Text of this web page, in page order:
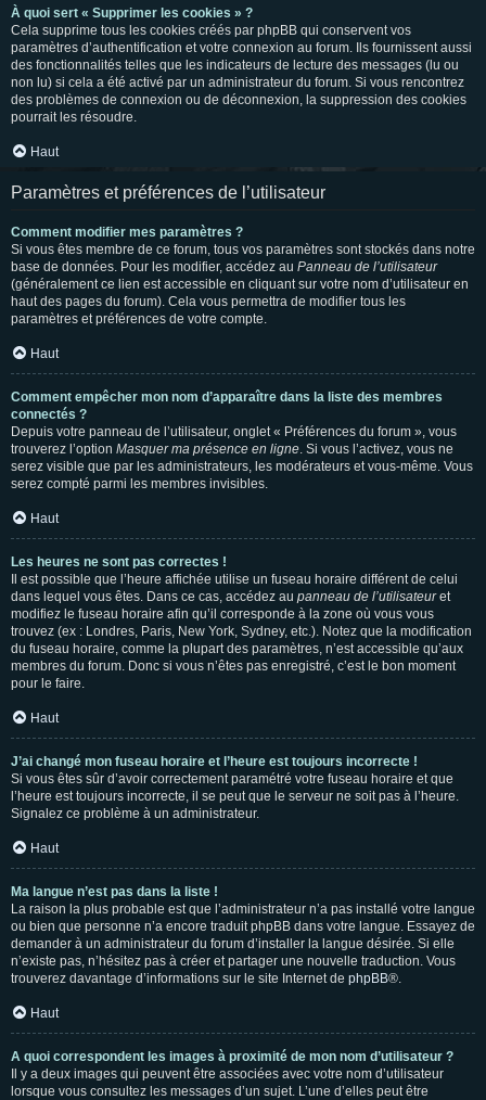
À quoi sert « Supprimer les cookies » ?
Cela supprime tous les cookies créés par phpBB qui conservent vos
paramètres d’authentification et votre connexion au forum. Ils fournissent aussi
des fonctionnalités telles que les indicateurs de lecture des messages (lu ou
non lu) si cela a été activé par un administrateur du forum. Si vous rencontrez
des problèmes de connexion ou de déconnexion, la suppression des cookies
pourrait les résoudre.
Haut
Paramètres et préférences de l’utilisateur
Comment modifier mes paramètres ?
Si vous êtes membre de ce forum, tous vos paramètres sont stockés dans notre
base de données. Pour les modifier, accédez au Panneau de l’utilisateur
(généralement ce lien est accessible en cliquant sur votre nom d’utilisateur en
haut des pages du forum). Cela vous permettra de modifier tous les
paramètres et préférences de votre compte.
Haut
Comment empêcher mon nom d’apparaître dans la liste des membres
connectés ?
Depuis votre panneau de l’utilisateur, onglet « Préférences du forum », vous
trouverez l’option Masquer ma présence en ligne. Si vous l’activez, vous ne
serez visible que par les administrateurs, les modérateurs et vous-même. Vous
serez compté parmi les membres invisibles.
Haut
Les heures ne sont pas correctes !
Il est possible que l’heure affichée utilise un fuseau horaire différent de celui
dans lequel vous êtes. Dans ce cas, accédez au panneau de l’utilisateuret
modifiez le fuseau horaire afin qu’il corresponde à la zone où vous vous
trouvez (ex : Londres, Paris, New York, Sydney, etc.). Notez que la modification
du fuseau horaire, comme la plupart des paramètres, n’est accessible qu’aux
membres du forum. Donc si vous n’êtes pas enregistré, c’est le bon moment
pour le faire.
Haut
J’ai changé mon fuseau horaire et l’heure est toujours incorrecte !
Si vous êtes sûr d’avoir correctement paramétré votre fuseau horaire et que
l’heure est toujours incorrecte, il se peut que le serveur ne soit pas à l’heure.
Signalez ce problème à un administrateur.
Haut
Ma langue n’est pas dans la liste !
La raison la plus probable est que l’administrateur n’a pas installé votre langue
ou bien que personne n’a encore traduit phpBB dans votre langue. Essayez de
demander à un administrateur du forum d’installer la langue désirée. Si elle
n’existe pas, n’hésitez pas à créer et partager une nouvelle traduction. Vous
trouverez davantage d’informations sur le site Internet de phpBB®.
Haut
A quoi correspondent les images à proximité de mon nom d’utilisateur ?
Il y a deux images qui peuvent être associées avec votre nom d’utilisateur
lorsque vous consultez les messages d’un sujet. L’une d’elles peut être